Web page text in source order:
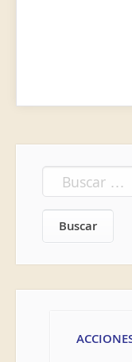
Buscar: